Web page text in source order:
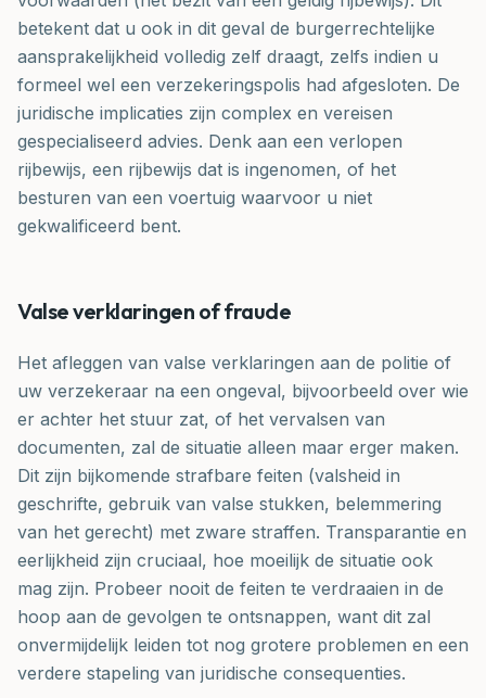
betekent dat u ook in dit geval de burgerrechtelijke
aansprakelijkheid volledig zelf draagt, zelfs indien u
formeel wel een verzekeringspolis had afgesloten. De
juridische implicaties zijn complex en vereisen
gespecialiseerd advies. Denk aan een verlopen
rijbewijs, een rijbewijs dat is ingenomen, of het
besturen van een voertuig waarvoor u niet
gekwalificeerd bent.
Valse verklaringen of fraude
Het afleggen van valse verklaringen aan de politie of
uw verzekeraar na een ongeval, bijvoorbeeld over wie
er achter het stuur zat, of het vervalsen van
documenten, zal de situatie alleen maar erger maken.
Dit zijn bijkomende strafbare feiten (valsheid in
geschrifte, gebruik van valse stukken, belemmering
van het gerecht) met zware straffen. Transparantie en
eerlijkheid zijn cruciaal, hoe moeilijk de situatie ook
mag zijn. Probeer nooit de feiten te verdraaien in de
hoop aan de gevolgen te ontsnappen, want dit zal
onvermijdelijk leiden tot nog grotere problemen en een
verdere stapeling van juridische consequenties.